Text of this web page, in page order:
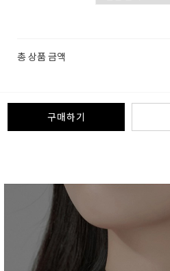
총 상품 금액
구매하기